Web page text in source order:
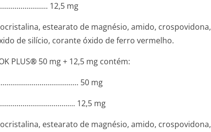
12,5 mg
estearato de magnésio, amido, crospovidona,
de silício, corante óxido de ferro vermelho.
PLUS® 50 mg + 12,5 mg contém:
50 mg
12,5 mg
estearato de magnésio, amido, crospovidona,